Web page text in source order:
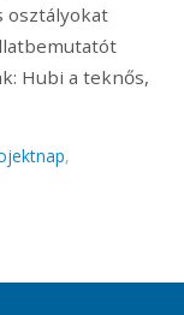
osztályokat
Hubi a teknős,
,